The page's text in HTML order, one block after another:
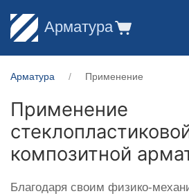
Арматура
Арматура Применение
Применение
композитной
Благодаря своим физико-